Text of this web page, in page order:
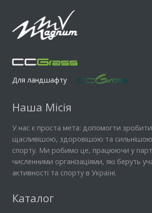
Для ландшафту
Наша Місія
У нас є проста мета: допомогти
щасливішою, здоровішою та
спорту. Ми робимо це, працюючи у
численними організаціями, які беруть
активності та спорту в Україні.
Каталог